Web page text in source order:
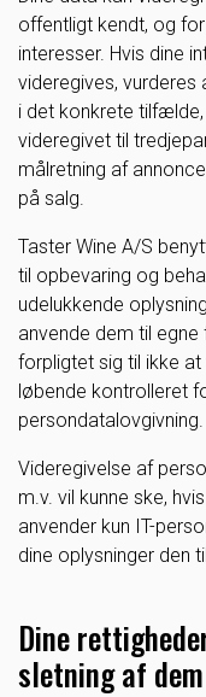
offentligt kendt, og
interesser. Hvis dine
videregives, vurderes
i det konkrete
videregivet til
målretning af
på salg.
Taster Wine A/S
til opbevaring og
udelukkende
anvende dem til
forpligtet sig til ikke
løbende kontrolleret
persondatalovgivning.
Videregivelse af
m.v. vil kunne ske,
anvender kun IT-
dine oplysninger den
Dine
sletning af dem